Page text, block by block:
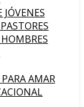
AMAR